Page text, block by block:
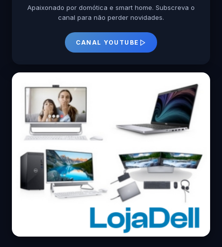
Apaixonado por domótica e smart home. Subscreva o
canal para não perder novidades.
CANAL YOUTUBE